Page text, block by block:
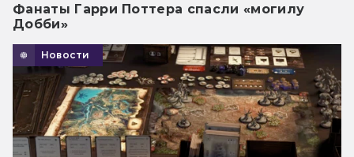
Фанаты Гарри Поттера спасли «могилу
Добби»
Новости